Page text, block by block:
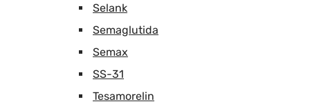
Selank
Semaglutida
Semax
SS-31
Tesamorelin